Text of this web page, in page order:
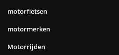
motorfietsen
motormerken
Motorrijden